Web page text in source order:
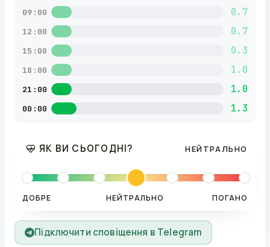
09:00 0.7
12:00 0.7
15:00 0.3
18:00 1.0
21:00 1.0
00:00 1.3
ЯК ВИ СЬОГОДНІ? НЕЙТРАЛЬНО
ДОБРЕ НЕЙТРАЛЬНО ПОГАНО
Підключити сповіщення в Telegram